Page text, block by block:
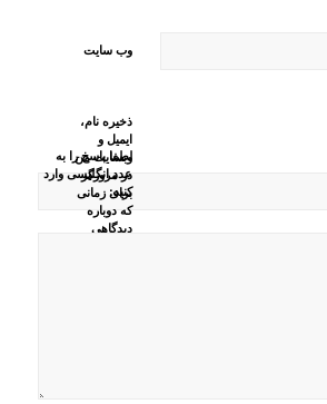
وب‌ سایت
ذخیره نام،
ایمیل و
وبسایت من
در مرورگر
برای زمانی
که دوباره
دیدگاهی
لطفا پاسخ را به
عدد انگلیسی وارد
کنید: